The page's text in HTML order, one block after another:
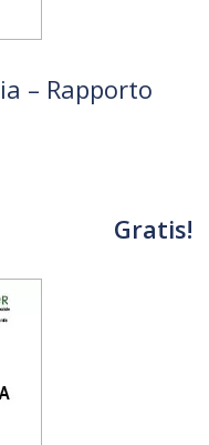
– Rapporto
Gratis!